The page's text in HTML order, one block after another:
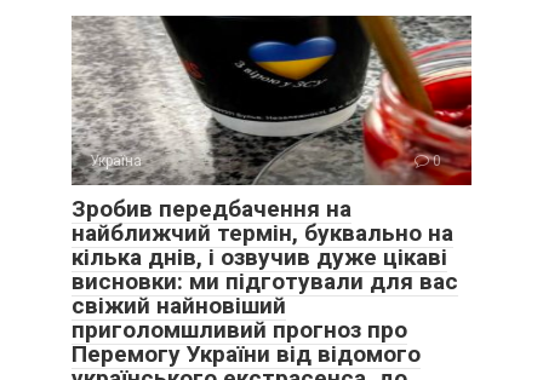
Україна 0
Зробив передбачення на
найближчий термін, буквально на
кілька днів, і озвучив дуже цікаві
висновки: ми підготували для вас
свіжий найновіший
приголомшливий прогноз про
Перемогу України від відомого